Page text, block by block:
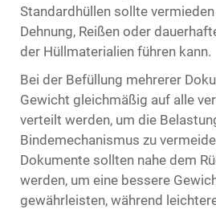
Standardhüllen sollte
Dehnung, Reißen oder
der Hüllmaterialien führen kann.
Bei der Befüllung mehrerer
Gewicht gleichmäßig auf alle
verteilt werden, um die
Bindemechanismus zu
Dokumente sollten nahe dem
werden, um eine bessere
gewährleisten, während